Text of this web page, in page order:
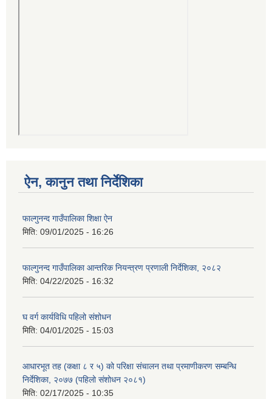
ऐन, कानुन तथा निर्देशिका
फाल्गुनन्द गाउँपालिका शिक्षा ऐन
मिति: 09/01/2025 - 16:26
फाल्गुनन्द गाउँपालिका आन्तरिक नियन्त्रण प्रणाली निर्देशिका, २०८२
मिति: 04/22/2025 - 16:32
घ वर्ग कार्यविधि पहिलो संशोधन
मिति: 04/01/2025 - 15:03
आधारभूत तह (कक्षा ८ र ५) को परिक्षा संचालन तथा प्रमाणीकरण सम्बन्धि
निर्देशिका, २०७७ (पहिलो संशोधन २०८१)
मिति: 02/17/2025 - 10:35